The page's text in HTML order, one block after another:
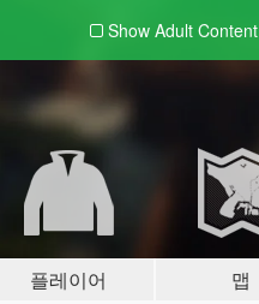
Show Adult Content
플레이어 맵